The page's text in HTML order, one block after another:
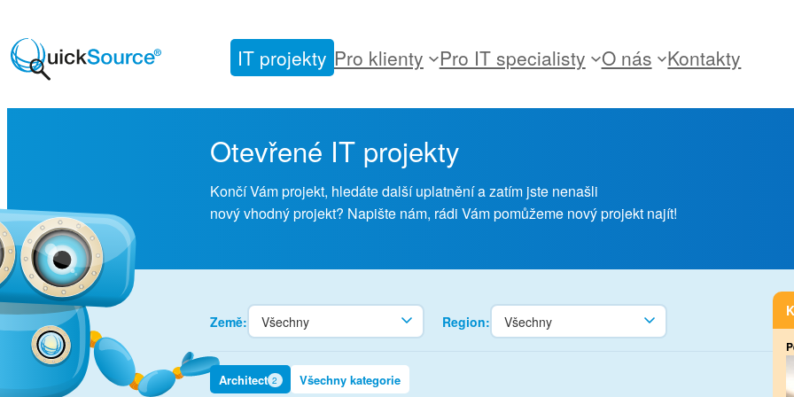
na
obsah
IT projekty Pro klienty Pro IT specialisty O nás Kontakty
Otevřené IT projekty
Končí Vám projekt, hledáte další uplatnění a zatím jste nenašli
nový vhodný projekt? Napište nám, rádi Vám pomůžeme nový projekt najít!
Země: Region:
Architect 2 Všechny kategorie